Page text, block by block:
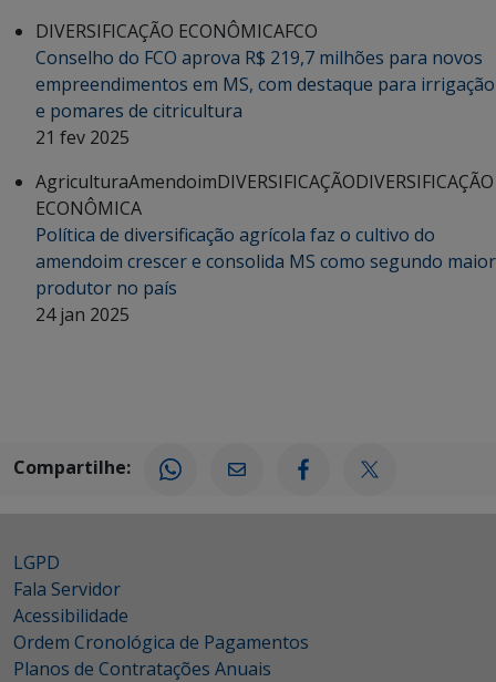
DIVERSIFICAÇÃO ECONÔMICAFCO
Conselho do FCO aprova R$ 219,7 milhões para novos
empreendimentos em MS, com destaque para irrigação
e pomares de citricultura
21 fev 2025
AgriculturaAmendoimDIVERSIFICAÇÃODIVERSIFICAÇÃO
ECONÔMICA
Política de diversificação agrícola faz o cultivo do
amendoim crescer e consolida MS como segundo maior
produtor no país
24 jan 2025
Compartilhe:
LGPD
Fala Servidor
Acessibilidade
Ordem Cronológica de Pagamentos
Planos de Contratações Anuais